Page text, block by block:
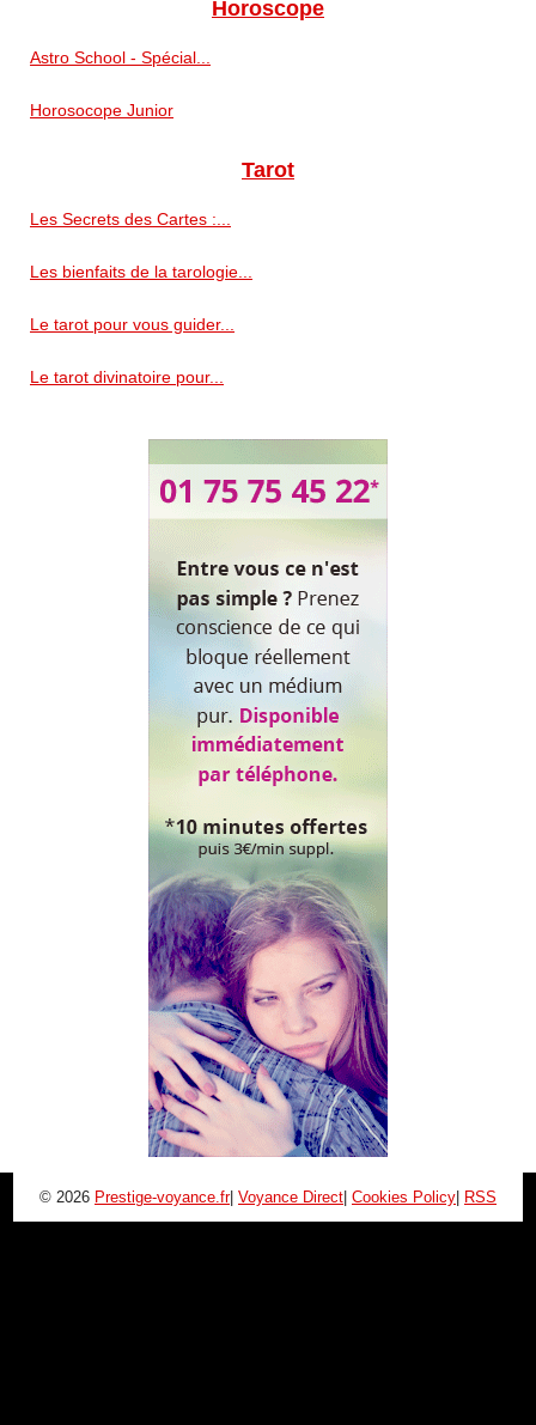
Horoscope
Astro School - Spécial...
Horosocope Junior
Tarot
Les Secrets des Cartes :...
Les bienfaits de la tarologie...
Le tarot pour vous guider...
Le tarot divinatoire pour...
© 2026 Prestige-voyance.fr| Voyance Direct Cookies Policy RSS